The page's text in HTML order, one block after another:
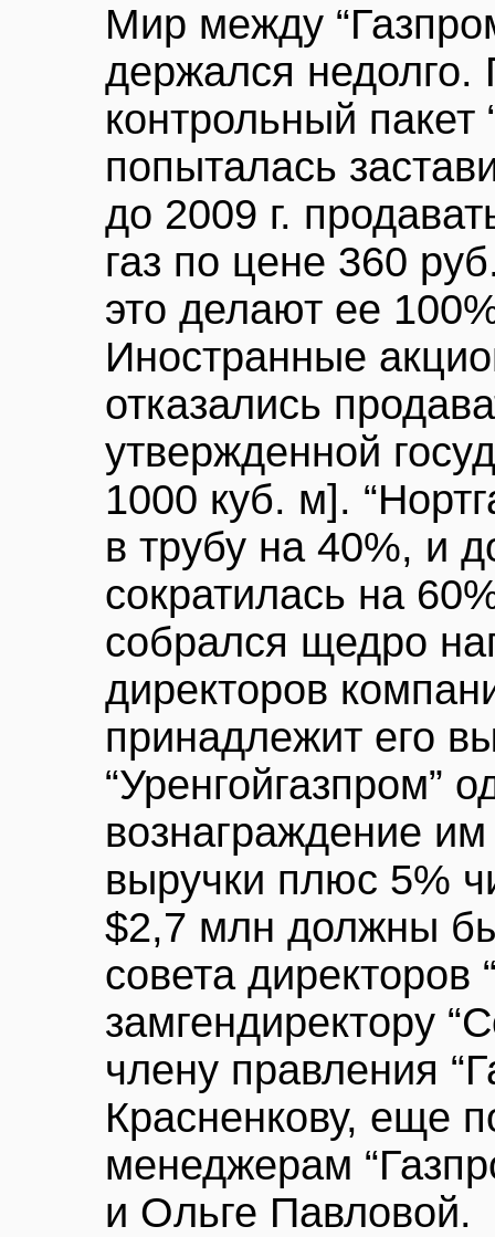
Мир между
держался недолго.
контрольный пакет
попыталась
до 2009 г.
газ по цене 360
это делают ее
Иностранные
отказались
утвержденной
1000 куб. м].
в трубу на 40%, и
сократилась на
собрался щедро
директоров
принадлежит его
“Уренгойгазпром”
вознаграждение
выручки плюс 5%
$2,7 млн должны
совета директоров
замгендиректору
члену правления
Красненкову, еще
менеджерам
и Ольге Павловой.